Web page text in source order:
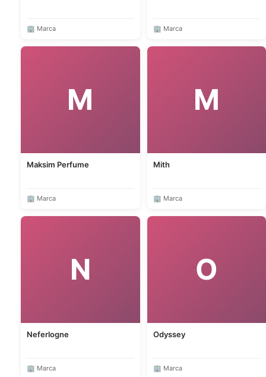
🏢 Marca 🏢 Marca
M
Maksim Perfume
🏢 Marca
M
Mith
🏢 Marca
N
Neferlogne
🏢 Marca
O
Odyssey
🏢 Marca